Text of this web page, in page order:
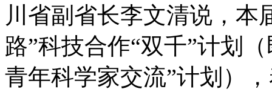
川省副省长李文清说，本
路”科技合作“双千”计划
青年科学家交流”计划）